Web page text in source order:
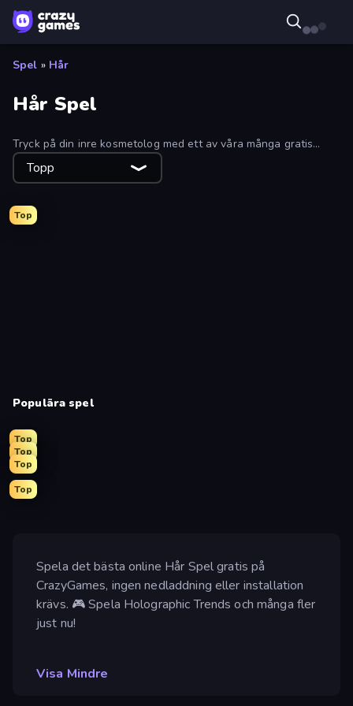
Spel » Hår
Hår Spel
Tryck på din inre kosmetolog med ett av våra många gratis
skönhets- och hårspel. Klipp, färg och stil: Från roliga
uppdateringar till fullblåsta makeovers, inklusive
Topp
Top
Populära spel
Top
Top
Top
Top
Spela det bästa online Hår Spel gratis på
CrazyGames, ingen nedladdning eller installation
krävs. 🎮 Spela Holographic Trends och många fler
just nu!
Visa Mindre